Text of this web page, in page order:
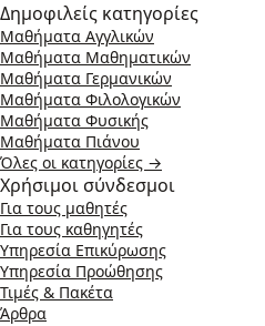
Δημοφιλείς κατηγορίες
Μαθήματα Αγγλικών
Μαθήματα Μαθηματικών
Μαθήματα Γερμανικών
Μαθήματα Φιλολογικών
Μαθήματα Φυσικής
Μαθήματα Πιάνου
Όλες οι κατηγορίες →
Χρήσιμοι σύνδεσμοι
Για τους μαθητές
Για τους καθηγητές
Υπηρεσία Επικύρωσης
Υπηρεσία Προώθησης
Τιμές & Πακέτα
Άρθρα